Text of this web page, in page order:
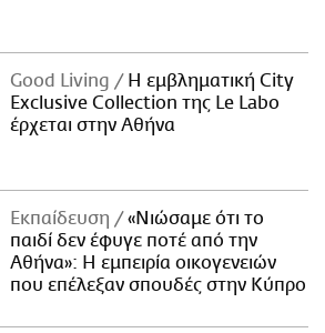
Good Living
Η εμβληματική City
Exclusive Collection της Le Labo
έρχεται στην Αθήνα
Εκπαίδευση
«Νιώσαμε ότι το
παιδί δεν έφυγε ποτέ από την
Αθήνα»: Η εμπειρία οικογενειών
που επέλεξαν σπουδές στην Κύπρο